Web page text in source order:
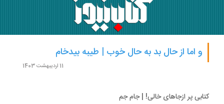
و اما از حال بد به حال خوب | طیبه بیدخام
پر ازجاهای خالی! | جام جم